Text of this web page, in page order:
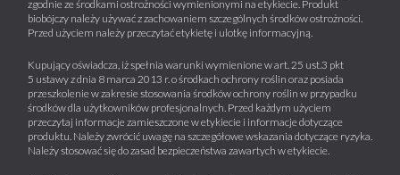
zgodnie ze środkami ostrożności wymienionymi na etykiecie. Produkt
biobójczy należy używać z zachowaniem szczególnych środków ostrożności.
Przed użyciem należy przeczytać etykietę i ulotkę informacyjną.
Kupujący oświadcza, iż spełnia warunki wymienione w art. 25 ust.3 pkt
5 ustawy z dnia 8 marca 2013 r. o środkach ochrony roślin oraz posiada
przeszkolenie w zakresie stosowania środków ochrony roślin w przypadku
środków dla użytkowników profesjonalnych. Przed każdym użyciem
przeczytaj informacje zamieszczone w etykiecie i informacje dotyczące
produktu. Należy zwrócić uwagę na szczegółowe wskazania dotyczące ryzyka.
Należy stosować się do zasad bezpieczeństwa zawartych w etykiecie.